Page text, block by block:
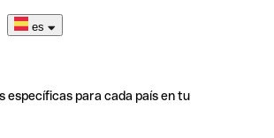
es
específicas para cada país en tu